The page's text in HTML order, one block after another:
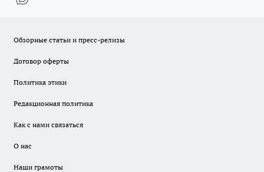
Обзорные статьи и пресс-релизы
Договор оферты
Политика этики
Редакционная политика
Как с нами связаться
О нас
Наши грамоты